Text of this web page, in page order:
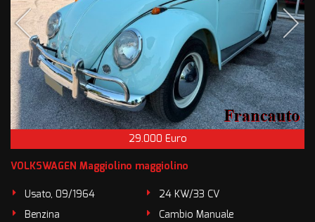
29.000 Euro
VOLKSWAGEN Maggiolino maggiolino
Usato, 09/1964
24 KW/33 CV
Benzina
Cambio Manuale